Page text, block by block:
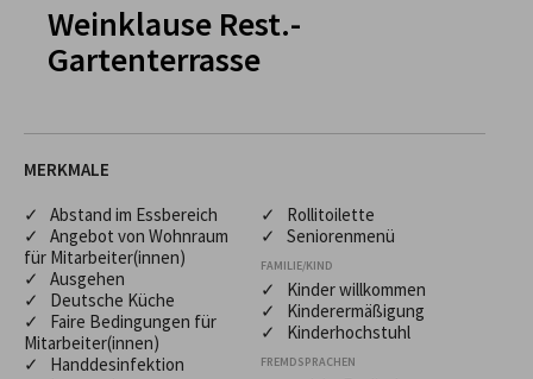
Jobs
Weinklause Rest.-
Gartenterrasse
MERKMALE
✓ Abstand im Essbereich
✓ Angebot von Wohnraum
für Mitarbeiter(innen)
✓ Ausgehen
✓ Deutsche Küche
✓ Faire Bedingungen für
Mitarbeiter(innen)
✓ Handdesinfektion
✓ Rollitoilette
✓ Seniorenmenü
FAMILIE/KIND
✓ Kinder willkommen
✓ Kinderermäßigung
✓ Kinderhochstuhl
FREMDSPRACHEN